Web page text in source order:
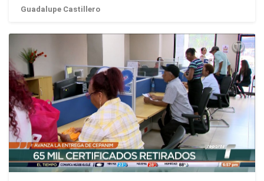
Guadalupe Castillero